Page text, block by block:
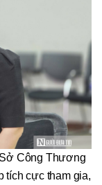
Công Thương
tích cực tham gia,